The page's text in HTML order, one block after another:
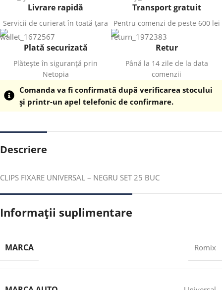
Livrare rapidă
Servicii de curierat în toată țara
Transport gratuit
Pentru comenzi de peste 600 lei
Plată securizată
Plătește în siguranță prin
Netopia
Retur
Până la 14 zile de la data
comenzii
Comanda va fi confirmată după verificarea stocului
și printr-un apel telefonic de confirmare.
Descriere
CLIPS FIXARE UNIVERSAL – NEGRU SET 25 BUC
Informații suplimentare
MARCA Romix